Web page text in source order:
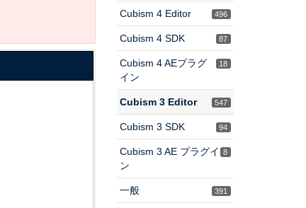
496
Cubism 4 Editor
87
Cubism 4 SDK
18
Cubism 4 AEプラグ
イン
547
Cubism 3 Editor
94
Cubism 3 SDK
8
Cubism 3 AE プラグイ
ン
391
一般